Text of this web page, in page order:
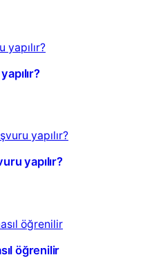
yapılır?
öğrenilir